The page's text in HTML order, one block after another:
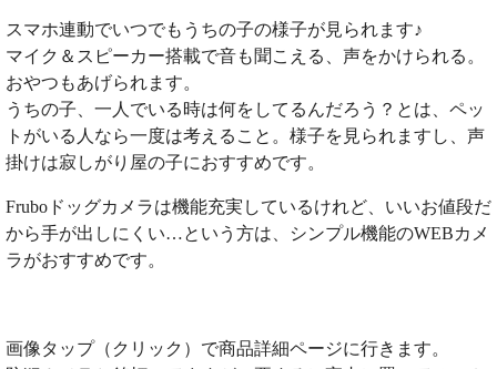
スマホ連動でいつでもうちの子の様子が見られます♪
マイク＆スピーカー搭載で音も聞こえる、声をかけられる。
おやつもあげられます。
うちの子、一人でいる時は何をしてるんだろう？とは、ペッ
トがいる人なら一度は考えること。様子を見られますし、声
掛けは寂しがり屋の子におすすめです。
Fruboドッグカメラは機能充実しているけれど、いいお値段だ
から手が出しにくい…という方は、シンプル機能のWEBカメ
ラがおすすめです。
画像タップ（クリック）で商品詳細ページに行きます。